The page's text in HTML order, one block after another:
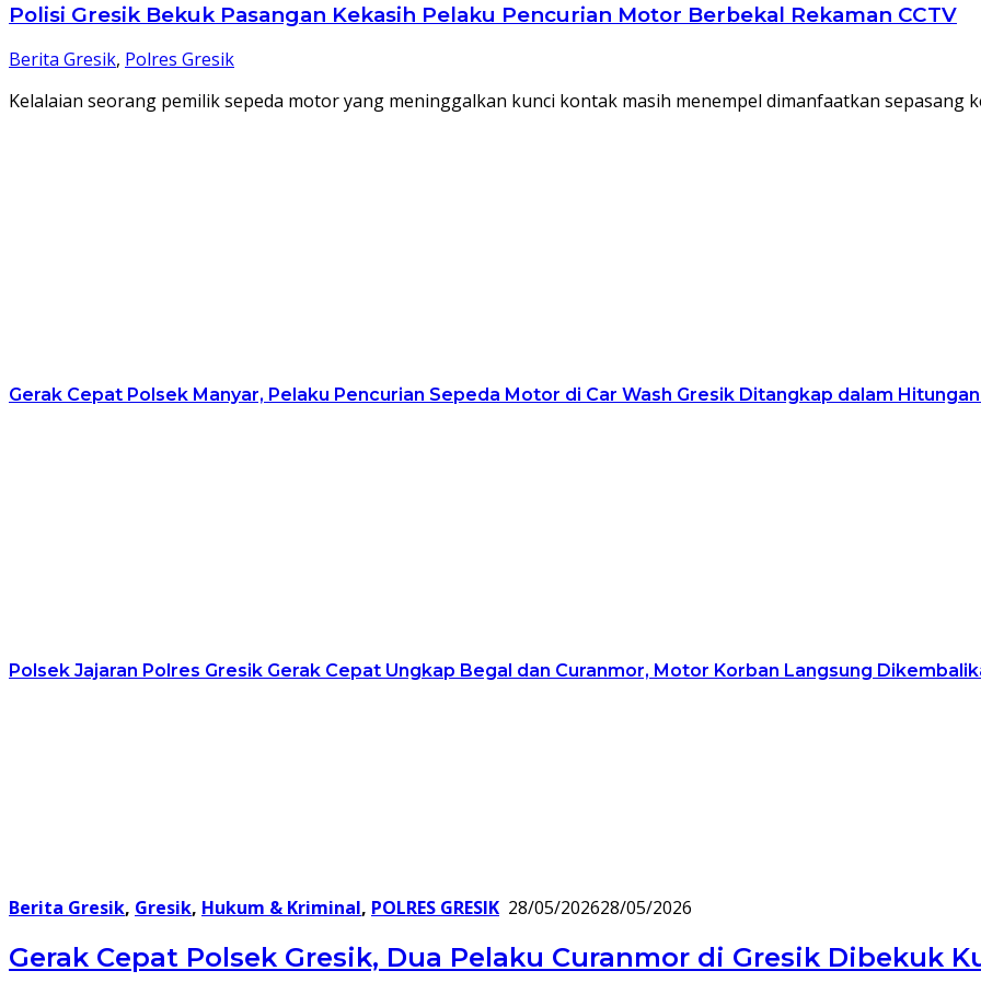
Polisi Gresik Bekuk Pasangan Kekasih Pelaku Pencurian Motor Berbekal Rekaman CCTV
Berita Gresik, Polres Gresik
Kelalaian seorang pemilik sepeda motor yang meninggalkan kunci kontak masih menempel dimanfaatkan sepasang
Gerak Cepat Polsek Manyar, Pelaku Pencurian Sepeda Motor di Car Wash Gresik Ditangkap dalam
Polsek Jajaran Polres Gresik Gerak Cepat Ungkap Begal dan Curanmor, Motor Korban Langsung
Berita Gresik, Gresik, Hukum & Kriminal, POLRES GRESIK 28/05/202628/05/2026
Gerak Cepat Polsek Gresik, Dua Pelaku Curanmor di Gresik Dibekuk